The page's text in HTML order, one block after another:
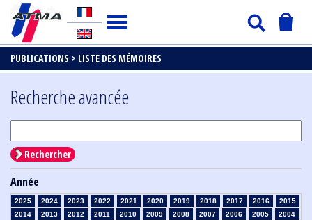
PUBLICATIONS > LISTE DES MÉMOIRES
Recherche avancée
Rechercher
Année
2025 2024 2023 2022 2021 2020 2019 2018 2017 2016
2015
2014
2013 2012 2011 2010 2009 2008 2007 2006 2005
2004